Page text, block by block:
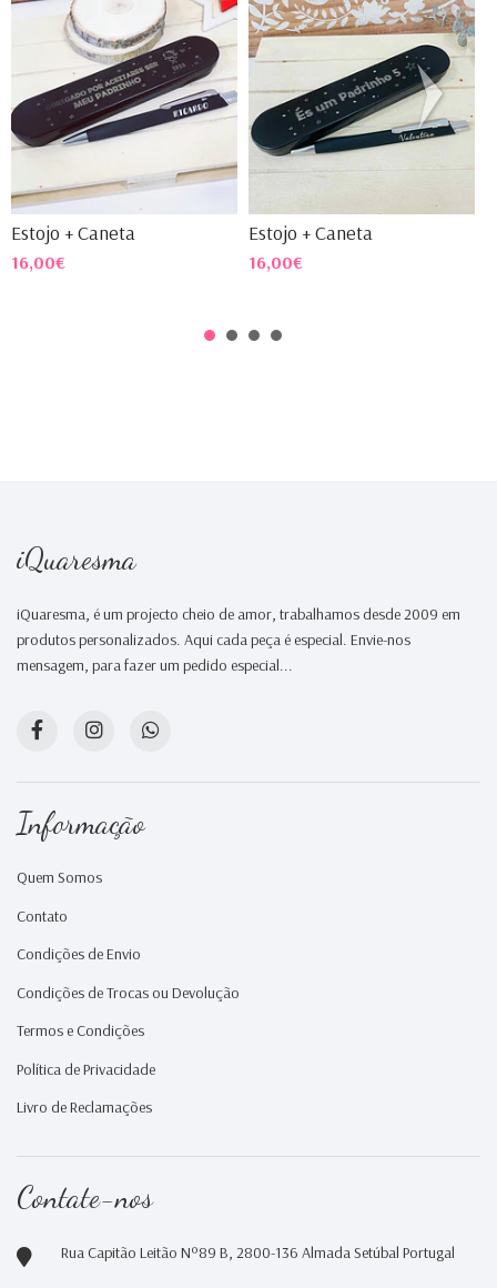
Estojo + Caneta
16,00€
Estojo + Caneta
16,00€
iQuaresma
iQuaresma, é um projecto cheio de amor, trabalhamos desde 2009 em
produtos personalizados. Aqui cada peça é especial. Envie-nos
mensagem, para fazer um pedido especial...
Informação
Quem Somos
Contato
Condições de Envio
Condições de Trocas ou Devolução
Termos e Condições
Política de Privacidade
Livro de Reclamações
Contate-nos
Rua Capitão Leitão Nº89 B, 2800-136 Almada Setúbal Portugal